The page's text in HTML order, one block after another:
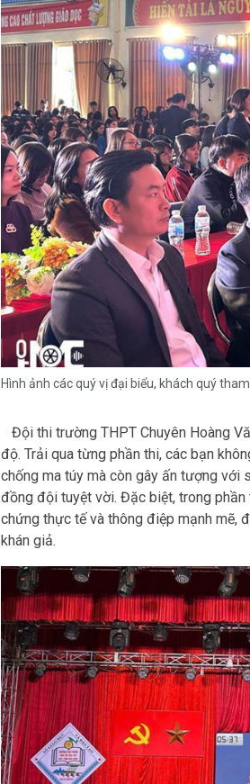
Hình ảnh các quý vị đại biểu, khách quý
Đội thi trường THPT Chuyên Hoàng
độ. Trải qua từng phần thi, các bạn
chống ma túy mà còn gây ấn tượng với
đồng đội tuyệt vời. Đặc biệt, trong
chứng thực tế và thông điệp mạnh mẽ,
khán giả.